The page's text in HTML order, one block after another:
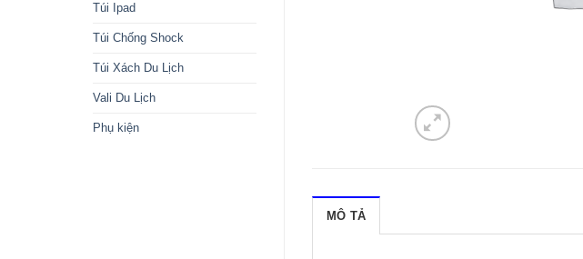
Túi Ipad
Túi Chống Shock
Túi Xách Du Lịch
Vali Du Lịch
Phụ kiện
MÔ TẢ